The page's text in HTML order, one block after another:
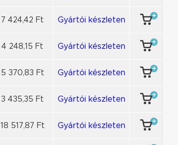
7 424,42 Ft Gyártói készleten
4 248,15 Ft Gyártói készleten
5 370,83 Ft Gyártói készleten
3 435,35 Ft Gyártói készleten
18 517,87 Ft Gyártói készleten